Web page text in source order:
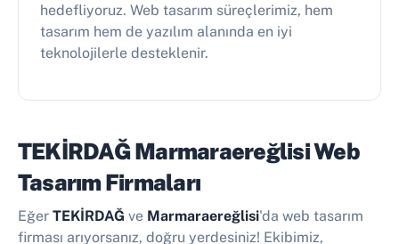
hedefliyoruz. Web tasarım süreçlerimiz, hem
tasarım hem de yazılım alanında en iyi
teknolojilerle desteklenir.
TEKİRDAĞ Marmaraereğlisi Web
Tasarım Firmaları
Eğer TEKİRDAĞ ve Marmaraereğlisi'da web tasarım
firması arıyorsanız, doğru yerdesiniz! Ekibimiz,